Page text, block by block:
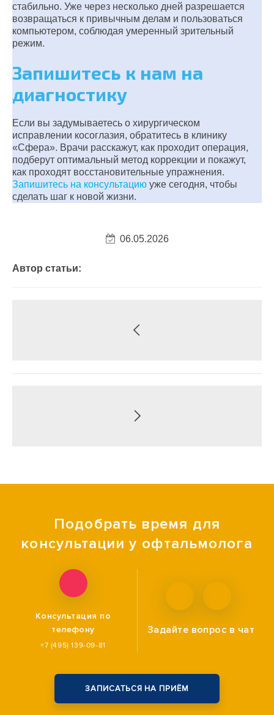
стабильно. Уже через несколько дней разрешается
возвращаться к привычным делам и пользоваться
компьютером, соблюдая умеренный зрительный
режим.
Запишитесь к нам на
диагностику
Если вы задумываетесь о хирургическом
исправлении косоглазия, обратитесь в клинику
«Сфера». Врачи расскажут, как проходит операция,
подберут оптимальный метод коррекции и покажут,
как проходят восстановительные упражнения.
Запишитесь на консультацию уже сегодня, чтобы
сделать шаг к новой жизни.
06.05.2026
Автор статьи:
Подобрать время для
консультации у офтальмолога
Консультация по
телефону
+7 (495) 139-09-81
Задайте вопрос в чат
ЗАПИСАТЬСЯ НА ПРИЁМ